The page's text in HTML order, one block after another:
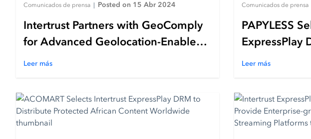
Comunicados de prensa Posted on 15 Abr 2024
Intertrust Partners with GeoComply
for Advanced Geolocation-Enabled
Content Protection
Leer más
Comunicados de prensa
PAPYLESS
ExpressPlay
Protect the
Leer más